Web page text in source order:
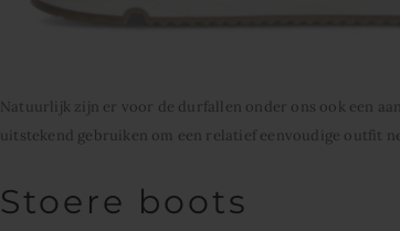
Natuurlijk zijn er voor de durfallen onder ons ook een
uitstekend gebruiken om een relatief eenvoudige outfit
Stoere boots